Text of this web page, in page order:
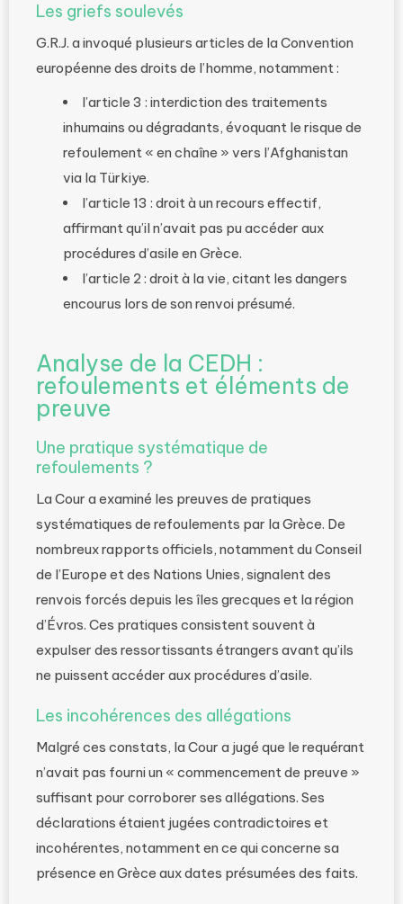
Les griefs soulevés
G.R.J. a invoqué plusieurs articles de la Convention
européenne des droits de l’homme, notamment :
l’article 3 : interdiction des traitements
inhumains ou dégradants, évoquant le risque de
refoulement « en chaîne » vers l’Afghanistan
via la Türkiye.
l’article 13 : droit à un recours effectif,
affirmant qu’il n’avait pas pu accéder aux
procédures d’asile en Grèce.
l’article 2 : droit à la vie, citant les dangers
encourus lors de son renvoi présumé.
Analyse de la CEDH :
refoulements et éléments de
preuve
Une pratique systématique de
refoulements ?
La Cour a examiné les preuves de pratiques
systématiques de refoulements par la Grèce. De
nombreux rapports officiels, notamment du Conseil
de l’Europe et des Nations Unies, signalent des
renvois forcés depuis les îles grecques et la région
d’Évros. Ces pratiques consistent souvent à
expulser des ressortissants étrangers avant qu’ils
ne puissent accéder aux procédures d’asile.
Les incohérences des allégations
Malgré ces constats, la Cour a jugé que le requérant
n’avait pas fourni un « commencement de preuve »
suffisant pour corroborer ses allégations. Ses
déclarations étaient jugées contradictoires et
incohérentes, notamment en ce qui concerne sa
présence en Grèce aux dates présumées des faits.